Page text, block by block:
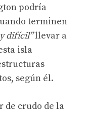
podría
terminen
difícil”llevar a
isla
según él.
de crudo de la